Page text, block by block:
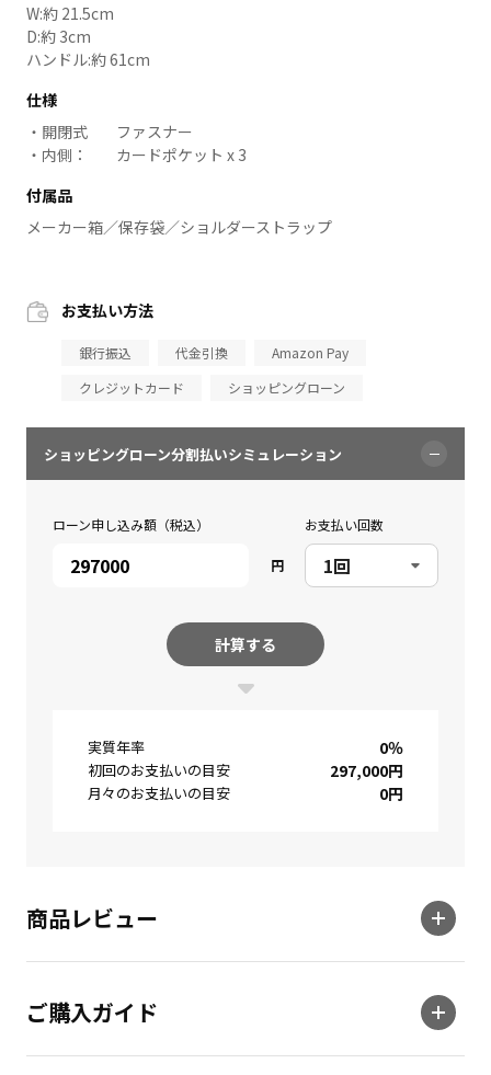
W:約 21.5cm
D:約 3cm
ハンドル:約 61cm
仕様
開閉式
ファスナー
内側：
カードポケット x 3
付属品
メーカー箱／保存袋／ショルダーストラップ
お支払い方法
銀行振込 代金引換
Amazon Pay
クレジットカード
ショッピングローン
ショッピングローン分割払いシミュレーション
ローン申し込み額（税込）
円
お支払い回数
計算する
実質年率 0％
初回のお支払いの目安 297,000円
月々のお支払いの目安 0円
商品レビュー
ご購入ガイド